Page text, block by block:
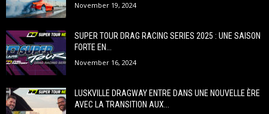
November 19, 2024
SUPER TOUR DRAG RACING SERIES 2025 : UNE SAISON
FORTE EN...
November 16, 2024
LUSKVILLE DRAGWAY ENTRE DANS UNE NOUVELLE ÈRE
AVEC LA TRANSITION AUX...